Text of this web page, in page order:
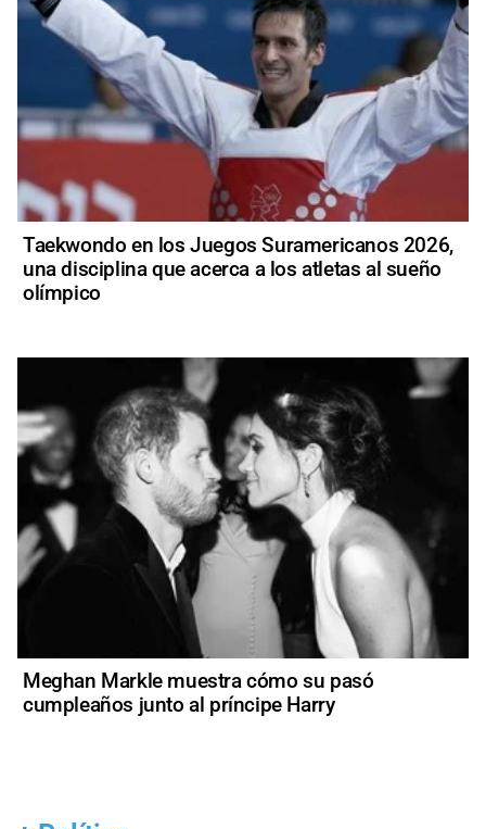
Taekwondo en los Juegos Suramericanos 2026,
una disciplina que acerca a los atletas al sueño
olímpico
Meghan Markle muestra cómo su pasó
cumpleaños junto al príncipe Harry